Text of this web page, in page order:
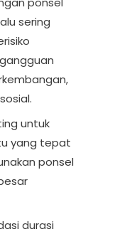
sering
untuk
yang tepat
ponsel
durasi